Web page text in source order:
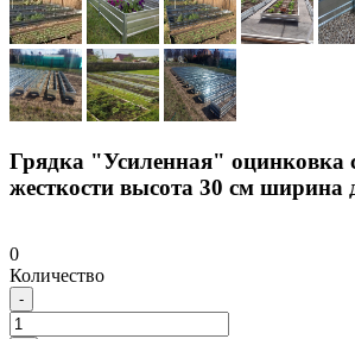
Грядка "Усиленная" оцинковка
жесткости высота 30 см ширина
0
Количество
-